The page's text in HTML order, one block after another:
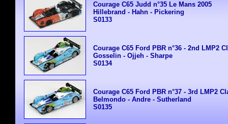
Courage C65 Judd n°35 Le Mans 2005
Hillebrand - Hahn - Pickering
S0133
Courage C65 Ford PBR n°36 - 2nd LMP2
Gosselin - Ojjeh - Sharpe
S0134
Courage C65 Ford PBR n°37 - 3rd LMP2
Belmondo - Andre - Sutherland
S0135